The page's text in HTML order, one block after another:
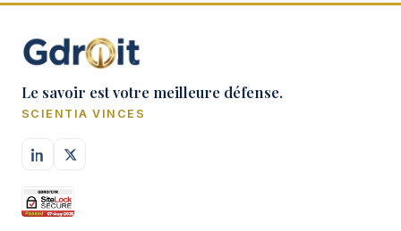
Le savoir est votre meilleure défense.
SCIENTIA VINCES